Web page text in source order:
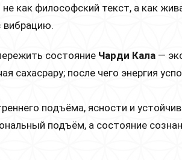
как философский текст, а как
вибрацию.
состояние Чарди Кала —
сахасрару; после чего энергия
подъёма, ясности и
подъём, а состояние